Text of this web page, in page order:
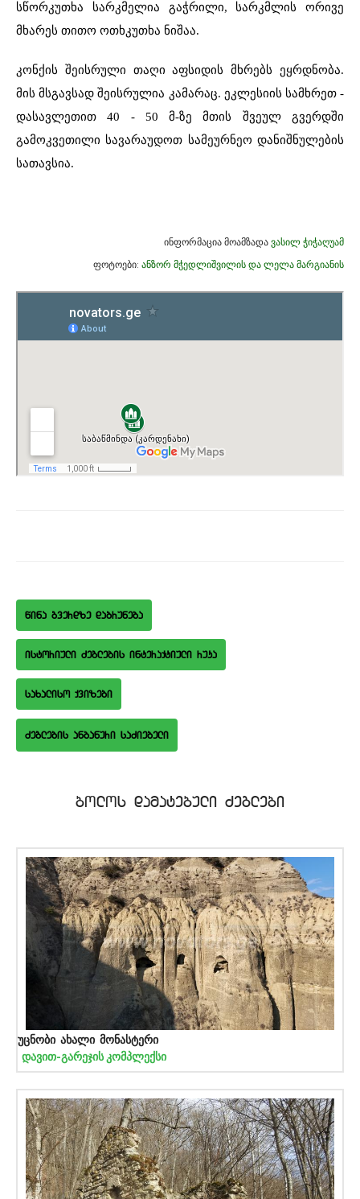
სწორკუთხა სარკმელია გაჭრილი, სარკმლის ორივე
მხარეს თითო ოთხკუთხა ნიშაა.
კონქის შეისრული თაღი აფსიდის მხრებს ეყრდნობა.
მის მსგავსად შეისრულია კამარაც. ეკლესიის სამხრეთ -
დასავლეთით 40 - 50 მ-ზე მთის შვეულ გვერდში
გამოკვეთილი სავარაუდოთ სამეურნეო დანიშნულების
სათავსია.
ინფორმაცია მოამზადა ვასილ ჭიჭაღუამ
ფოტოები: ანზორ მჭედლიშვილის და ლელა მარგიანის
wina gverdze dabruneba
istoriuli Zeglebis interaqtiuli ruka
saxaliso qvizebi
bolos damatebuli Zeglebi
უცნობი ახალი მონასტერი
დავით-გარეჯის კომპლექსი